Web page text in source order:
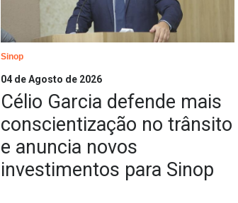
Sinop
04 de Agosto de 2026
Célio Garcia defende mais
conscientização no trânsito
e anuncia novos
investimentos para Sinop